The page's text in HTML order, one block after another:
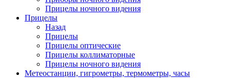
Прицелы ночного видения
Прицелы
Назад
Прицелы
Прицелы оптические
Прицелы коллиматорные
Прицелы ночного видения
Метеостанции, гигрометры, термометры, часы